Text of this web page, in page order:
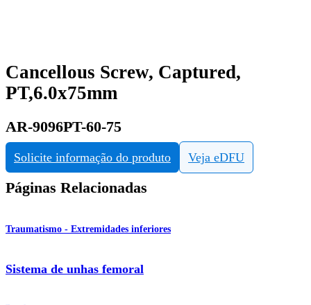
Cancellous Screw, Captured,
PT,6.0x75mm
AR-9096PT-60-75
Solicite informação do produto Veja eDFU
Páginas Relacionadas
Traumatismo - Extremidades inferiores
Sistema de unhas femoral